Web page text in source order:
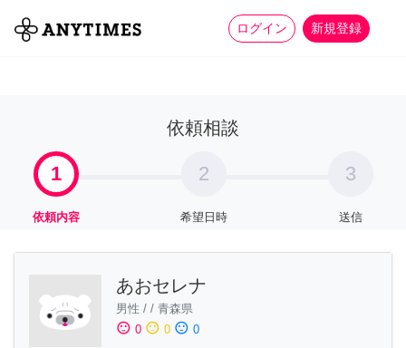
ログイン 新規登録
全て 家事 more_horiz
依頼相談
1
依頼内容
2
希望日時
3
送信
あおセレナ
男性 / / 青森県
sentiment_satisfied 0 sentiment_neutral 0 sentiment_dissatisfied 0